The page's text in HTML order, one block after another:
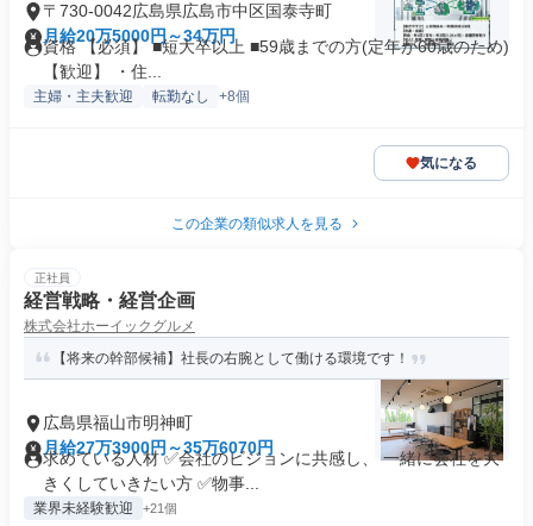
〒730-0042広島県広島市中区国泰寺町
月給20万5000円～34万円
資格 【必須】 ■短大卒以上 ■59歳までの方(定年が60歳のため)
【歓迎】 ・住...
主婦・主夫歓迎 転勤なし +8個
気になる
この企業の類似求人を見る
正社員
経営戦略・経営企画
株式会社ホーイックグルメ
【将来の幹部候補】社長の右腕として働ける環境です！
広島県福山市明神町
月給27万3900円～35万6070円
求めている人材 ✅会社のビジョンに共感し、 一緒に会社を大
きくしていきたい方 ✅物事...
業界未経験歓迎 +21個